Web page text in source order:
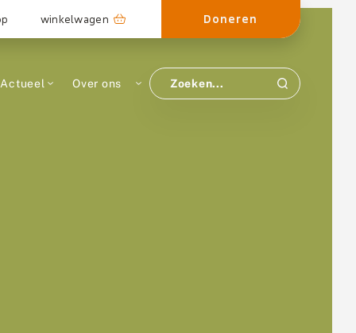
winkelwagen Doneren
Actueel Over ons